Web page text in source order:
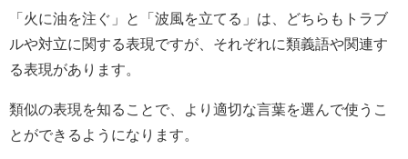
「火に油を注ぐ」と「波風を立てる」は、どちらもトラブ
ルや対立に関する表現ですが、それぞれに類義語や関連す
る表現があります。
類似の表現を知ることで、より適切な言葉を選んで使うこ
とができるようになります。